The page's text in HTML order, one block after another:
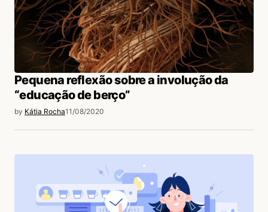
Pequena reflexão sobre a involução da
“educação de berço”
by Kátia Rocha11/08/2020